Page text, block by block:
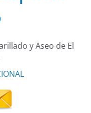
y Aseo de El